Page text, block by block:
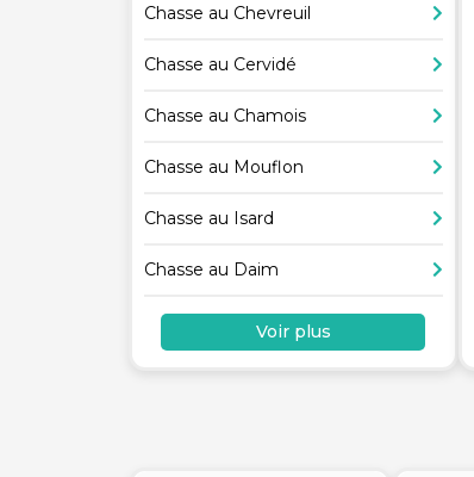
Chasse au Chevreuil
Chasse au Cervidé
Chasse au Chamois
Chasse au Mouflon
Chasse au Isard
Chasse au Daim
Voir plus